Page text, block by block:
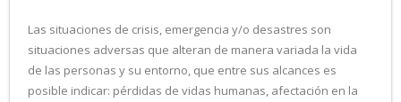
Las situaciones de crisis, emergencia y/o desastres son
situaciones adversas que alteran de manera variada la vida
de las personas y su entorno, que entre sus alcances es
posible indicar: pérdidas de vidas humanas, afectación en la